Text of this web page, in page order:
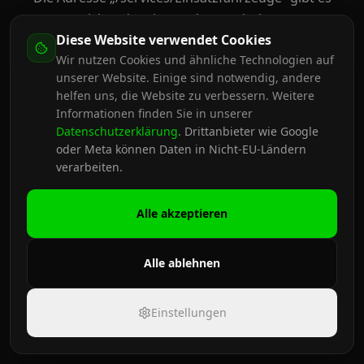
nicht oder sie wurde verschoben.
Zur Startseite
Diese Website verwendet Cookies
Wir nutzen Cookies und ähnliche Technologien auf
unserer Website. Einige sind notwendig, andere
helfen uns, die Website zu verbessern. Weitere
Informationen finden Sie in unserer
Datenschutzerklärung. Drittanbieter wie Google
oder Meta können Daten in Nicht-EU-Ländern
verarbeiten.
Alle akzeptieren
Alle ablehnen
Einstellungen